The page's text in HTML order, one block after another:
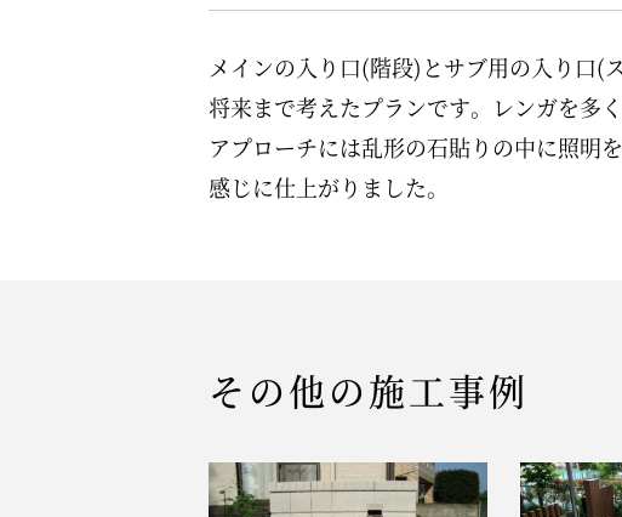
メインの入り口(階段)とサブ用の入り口(
将来まで考えたプランです。レンガを多
アプローチには乱形の石貼りの中に照明
感じに仕上がりました。
その他の施工事例